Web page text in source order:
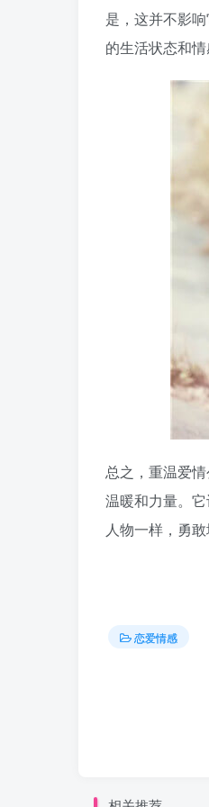
是，这并不影
的生活状态和情
总之，重温爱
温暖和力量。
人物一样，勇
恋爱情感